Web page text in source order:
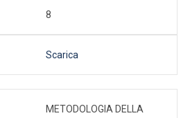
8
Scarica
METODOLOGIA DELLA